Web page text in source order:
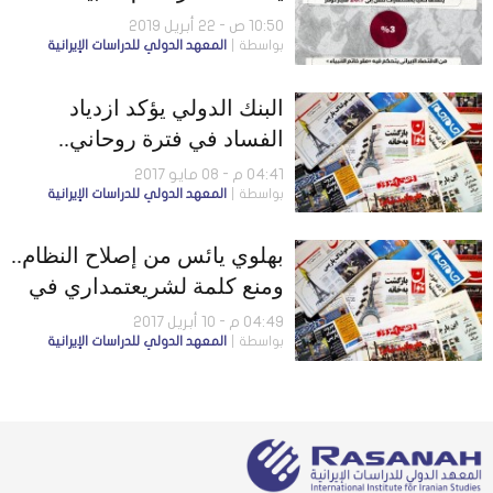
إحدى أذرع الحرس الثوري
10:50 ص - 22 أبريل 2019
بواسطة المعهد الدولي للدراسات الإيرانية
البنك الدولي يؤكد ازدياد
الفساد في فترة روحاني..
والحكومة تتجاهل مطالب أهل
السنة
04:41 م - 08 مايو 2017
بواسطة المعهد الدولي للدراسات الإيرانية
بهلوي يائس من إصلاح النظام..
ومنع كلمة لشريعتمداري في
إحدى الكليات
04:49 م - 10 أبريل 2017
بواسطة المعهد الدولي للدراسات الإيرانية